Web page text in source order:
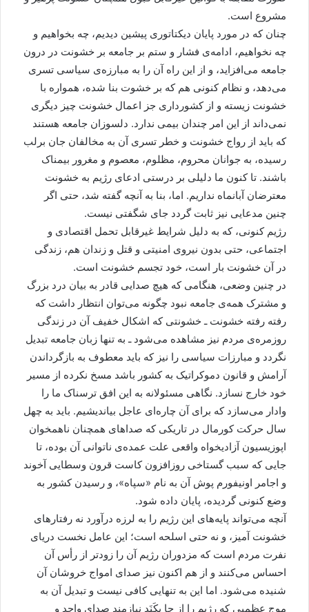
مشروع است.
چنان که در مورد پایان دیکتاتوری پیشین دیدیم، چه بخواهیم و
چه نخواهیم، ادامه‌ی فشار و ستم بر جامعه بر خشونت در درون
جامعه می‌افزاید، و از این راه آن را به مبارزه‌ی سیاسی تسری
می‌دهد، و نظام کنونی هم که بر خشوت بنا شده، همواره با
خشونت زیسته و از کشورداری جز اعمال خشونت چیز دیگری
نمی‌داند از این امر چندان بیمی ندارد. دلسوزان جامعه هستند
که باید از رواج خشونت و خطر تسری آن به مخالفان جان برلب
رسیده، به جوانان محروم، مظلوم، معصوم و مغرور بیمناک
باشند. تا کنون ما دلیلی بر درستی ادعای رژیم به خشونت
معترضان آبانماه نداریم. اما، بنا به آنچه گفته شد، حتی اگر
چنین مدعایی نیز ثابت گردد جای شگفتی نیست.
رژیم کنونی، که به دلیل شرایط غیرقابل تحمل اقتصادی و
اجتماعی، حتی بدون نیروی امنیتی و قتل و زندان هم، زندگی
در آن خشونت بار است، خود تجسم خشونت است.
در چنین وضعی، هنگامی که هیچ صدایی قادر به بیان درد بزرگ
و مشترک همه‌ی جامعه نبود چگونه می‌توان انتظار داشت که
رفته رفته خشونت ـ خشونتی که اشکال خفیف آن در زندگی
روزمره‌ی مردم نیز مشاهده می‌شود ـ به تنها زبان جامعه تبدیل
نگردد و مبارزات سیاسی را نیز که باید معطوف به بازگرداندن
آرامش و قانون دموکراتیک به کشور باشد مسخ نکرده از مسیر
خود خارج نسازد. نگاهی مسئولانه به این افق ترسناک ما را
وادار می‌سازد که برای آن چاره‌ای عاجل بیاندیشیم. باید به چهل
سال حرکت کورمال در تاریکی که صداهای همچنان ناهمخوان
اپوزیسیون آزادیخواه واقعی علت عمده‌ی ناتوانی آن بوده، تا
جایی که سبب گستاخی روزافزون کاست قرون وسطایی آخوند
و اجامر اونیفورم پوش آن به نام «سپاه»، و رسیدن کشور به
وضع کنونی گردیده، پایان داده شود.
آنچه می‌تواند پایه‌های این رژیم را به لرزه درآورد نه رفتارهای
خشونت آمیز، و نه حتی اسلحه است؛ این عامل نخست دریای
نفرت مردم است که مزدوران رژیم آن را زودتر از رأس آن
احساس می‌کنند و از هم اکنون نیز صدای امواج خروشان آن
شنیده می‌شود. اما این به تنهایی کافی نیست و تبدیل آن به
موج عظمیی که رژیم را از جا بکَنَد نیازمند صدای واحد و